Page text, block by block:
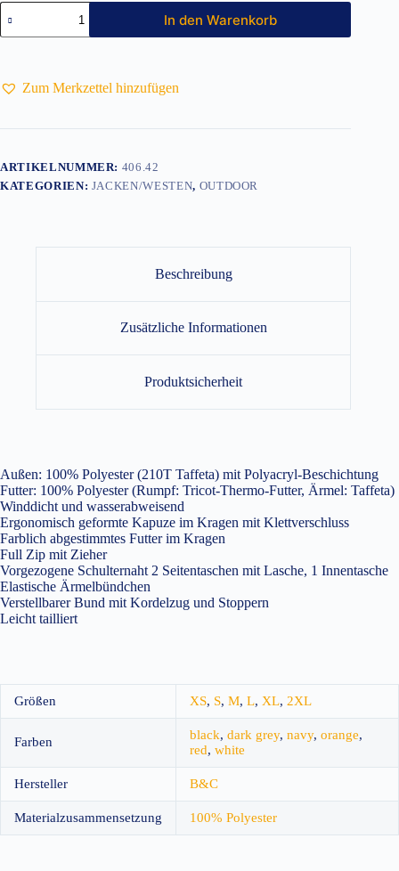
Damen
Windbreaker
Midseason
In den Warenkorb
Zum Merkzettel hinzufügen
ARTIKELNUMMER: 406.42
KATEGORIEN: JACKEN/WESTEN, OUTDOOR
Beschreibung
Zusätzliche Informationen
Produktsicherheit
Außen: 100% Polyester (210T Taffeta) mit Polyacryl-Beschichtung
Futter: 100% Polyester (Rumpf: Tricot-Thermo-Futter, Ärmel: Taffeta)
Winddicht und wasserabweisend
Ergonomisch geformte Kapuze im Kragen mit Klettverschluss
Farblich abgestimmtes Futter im Kragen
Full Zip mit Zieher
Vorgezogene Schulternaht 2 Seitentaschen mit Lasche, 1 Innentasche
Elastische Ärmelbündchen
Verstellbarer Bund mit Kordelzug und Stoppern
Leicht tailliert
Größen XS, S, M, L, XL, 2XL
Farben black, dark grey, navy, orange,
red, white
Hersteller B&C
Materialzusammensetzung 100% Polyester